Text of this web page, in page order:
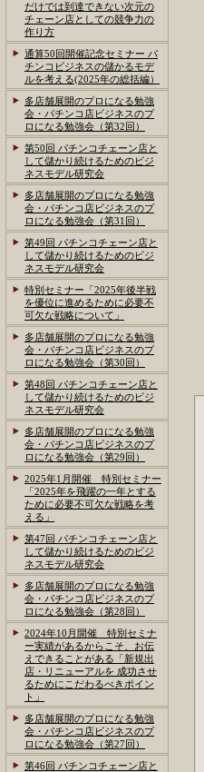
だけでは到達できない次元の
チェーン店としての競争力の
作り方
通算50回開催記念セミナー パ
チンコビジネスの儲かるモデ
ルを考える(2025年の総括編）
多店舗展開のプロになる勉強
会・パチンコ店ビジネスのプ
ロになる勉強会（第32回）
第50回 パチンコチェーン店と
して儲かり続けるためのビジ
ネスモデル研究会
多店舗展開のプロになる勉強
会・パチンコ店ビジネスのプ
ロになる勉強会（第31回）
第49回 パチンコチェーン店と
して儲かり続けるためのビジ
ネスモデル研究会
特別セミナー「2025年後半戦
を優位に進めるために必要不
可欠な戦略について」
多店舗展開のプロになる勉強
会・パチンコ店ビジネスのプ
ロになる勉強会（第30回）
第48回 パチンコチェーン店と
して儲かり続けるためのビジ
ネスモデル研究会
多店舗展開のプロになる勉強
会・パチンコ店ビジネスのプ
ロになる勉強会（第29回）
2025年1月開催 特別セミナー
「2025年を飛躍の一年とする
ために必要不可欠な戦略を考
える」
第47回 パチンコチェーン店と
して儲かり続けるためのビジ
ネスモデル研究会
多店舗展開のプロになる勉強
会・パチンコ店ビジネスのプ
ロになる勉強会（第28回）
2024年10月開催 特別セミナ
ー実績があるからこそ、お伝
えできることがある「新規出
店・リニューアルを 成功させ
るためにこだわるべきポイン
ト」
多店舗展開のプロになる勉強
会・パチンコ店ビジネスのプ
ロになる勉強会（第27回）
第46回 パチンコチェーン店と